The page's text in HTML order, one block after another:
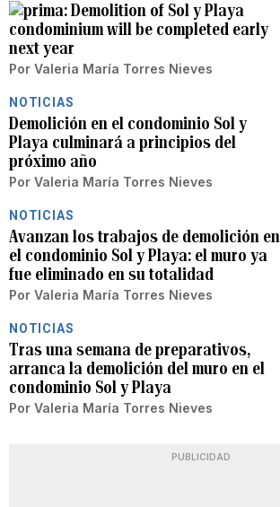
Demolition of Sol y Playa
condominium will be completed early
next year
Por Valeria María Torres Nieves
NOTICIAS
Demolición en el condominio Sol y
Playa culminará a principios del
próximo año
Por Valeria María Torres Nieves
NOTICIAS
Avanzan los trabajos de demolición en
el condominio Sol y Playa: el muro ya
fue eliminado en su totalidad
Por Valeria María Torres Nieves
NOTICIAS
Tras una semana de preparativos,
arranca la demolición del muro en el
condominio Sol y Playa
Por Valeria María Torres Nieves
PUBLICIDAD